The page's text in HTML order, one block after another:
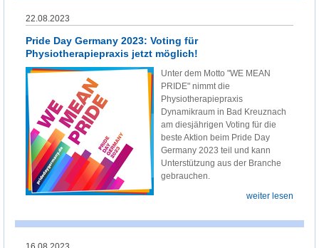
22.08.2023
Pride Day Germany 2023: Voting für
Physiotherapiepraxis jetzt möglich!
Unter dem Motto "WE MEAN
PRIDE" nimmt die
Physiotherapiepraxis
Dynamikraum in Bad Kreuznach
am diesjährigen Voting für die
beste Aktion beim Pride Day
Germany 2023 teil und kann
Unterstützung aus der Branche
gebrauchen.
weiter lesen